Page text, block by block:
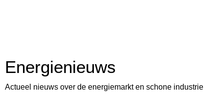
Energienieuws
Actueel nieuws over de energiemarkt en schone industrie